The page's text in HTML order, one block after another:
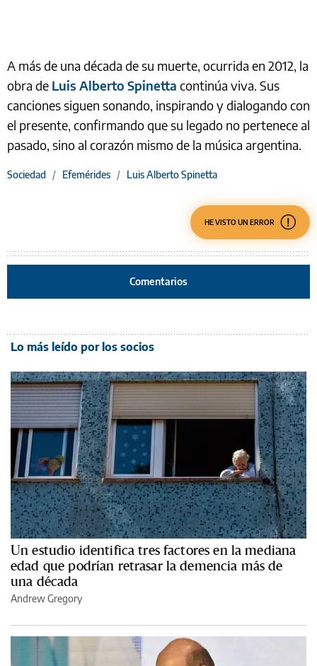
A más de una década de su muerte, ocurrida en 2012, la
obra de Luis Alberto Spinetta continúa viva. Sus
canciones siguen sonando, inspirando y dialogando con
el presente, confirmando que su legado no pertenece al
pasado, sino al corazón mismo de la música argentina.
Sociedad / Efemérides / Luis Alberto Spinetta
HE VISTO UN ERROR
Comentarios
Lo más leído por los socios
Un estudio identifica tres factores en la mediana
edad que podrían retrasar la demencia más de
una década
Andrew Gregory